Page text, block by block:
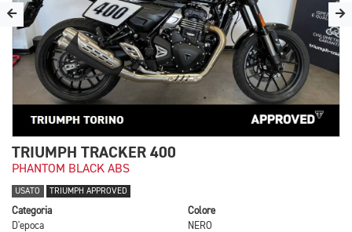
TRIUMPH TRACKER 400
PHANTOM BLACK ABS
USATO TRIUMPH APPROVED
Categoria
D'epoca
Colore
NERO